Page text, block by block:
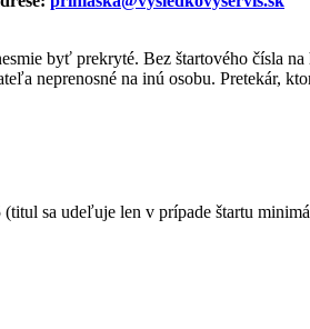
byť prekryté. Bez štartového čísla na
neprenosné na inú osobu. Pretekár,
sa udeľuje len v prípade štartu